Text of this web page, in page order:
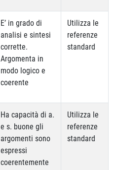
E’ in grado di
analisi e sintesi
corrette.
Argomenta in
modo logico e
coerente
Utilizza le
referenze
standard
Ha capacità di a.
e s. buone gli
argomenti sono
espressi
coerentemente
Utilizza le
referenze
standard